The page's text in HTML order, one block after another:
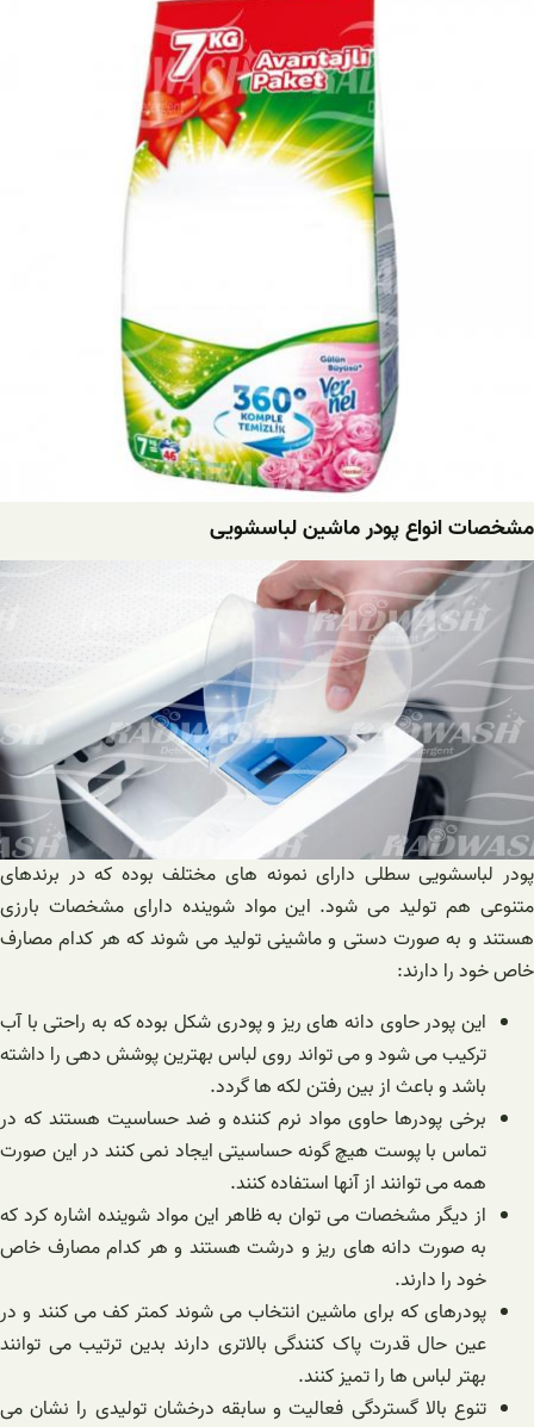
مشخصات انواع پودر ماشین لباسشویی
پودر لباسشویی سطلی دارای نمونه های مختلف بوده که در برندهای
متنوعی هم تولید می شود. این مواد شوینده دارای مشخصات بارزی
هستند و به صورت دستی و ماشینی تولید می شوند که هر کدام مصارف
خاص خود را دارند:
این پودر حاوی دانه های ریز و پودری شکل بوده که به راحتی با آب
ترکیب می شود و می تواند روی لباس بهترین پوشش دهی را داشته
باشد و باعث از بین رفتن لکه ها گردد.
برخی پودرها حاوی مواد نرم کننده و ضد حساسیت هستند که در
تماس با پوست هیچ گونه حساسیتی ایجاد نمی کنند در این صورت
همه می توانند از آنها استفاده کنند.
از دیگر مشخصات می توان به ظاهر این مواد شوینده اشاره کرد که
به صورت دانه های ریز و درشت هستند و هر کدام مصارف خاص
خود را دارند.
پودرهای که برای ماشین انتخاب می شوند کمتر کف می کنند و در
عین حال قدرت پاک کنندگی بالاتری دارند بدین ترتیب می توانند
بهتر لباس ها را تمیز کنند.
تنوع بالا گستردگی فعالیت و سابقه درخشان تولیدی را نشان می